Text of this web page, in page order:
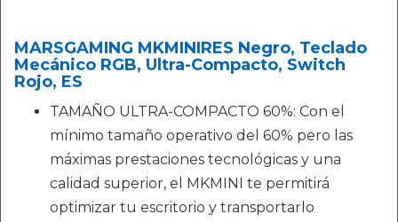
MARSGAMING MKMINIRES Negro, Teclado
Mecánico RGB, Ultra-Compacto, Switch
Rojo, ES
TAMAÑO ULTRA-COMPACTO 60%: Con el
mínimo tamaño operativo del 60% pero las
máximas prestaciones tecnológicas y una
calidad superior, el MKMINI te permitirá
optimizar tu escritorio y transportarlo